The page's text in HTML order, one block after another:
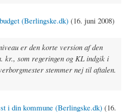
(Berlingske.dk) (16. juni 2008)
er den korte version af den
kr., som regeringen og KL indgik i
stemmer nej til aftalen.
i din kommune (Berlingske.dk) (16.